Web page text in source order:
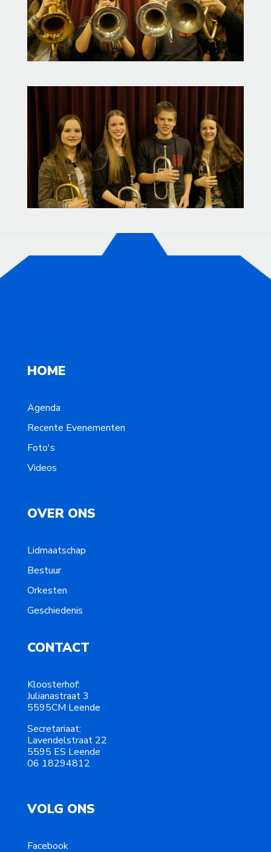
HOME
Agenda
Recente Evenementen
Foto's
Videos
OVER ONS
Lidmaatschap
Bestuur
Orkesten
Geschiedenis
CONTACT
Kloosterhof:
Julianastraat 3
5595CM Leende
Secretariaat:
Lavendelstraat 22
5595 ES Leende
06 18294812
VOLG ONS
Facebook